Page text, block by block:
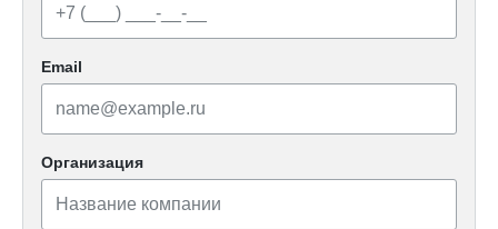
Email
Организация